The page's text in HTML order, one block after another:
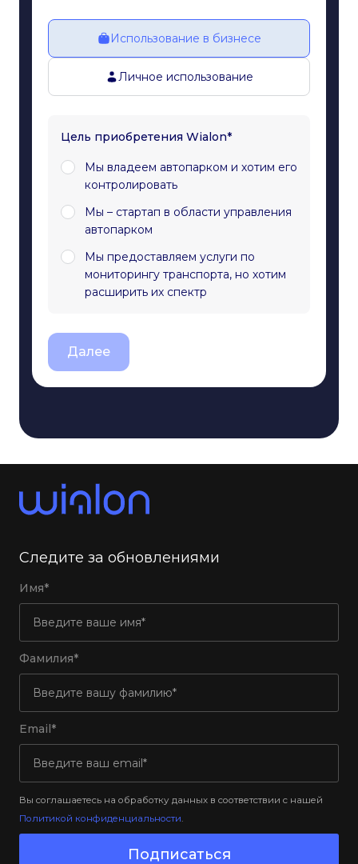
Использование в бизнесе
Личное использование
Цель приобретения Wialon*
Мы владеем автопарком и хотим его
контролировать
Мы – стартап в области управления
автопарком
Мы предоставляем услуги по
мониторингу транспорта, но хотим
расширить их спектр
Далее
Следите за обновлениями
Имя*
Фамилия*
Email*
Вы соглашаетесь на обработку данных в соответствии с нашей
Политикой конфиденциальности
Подписаться